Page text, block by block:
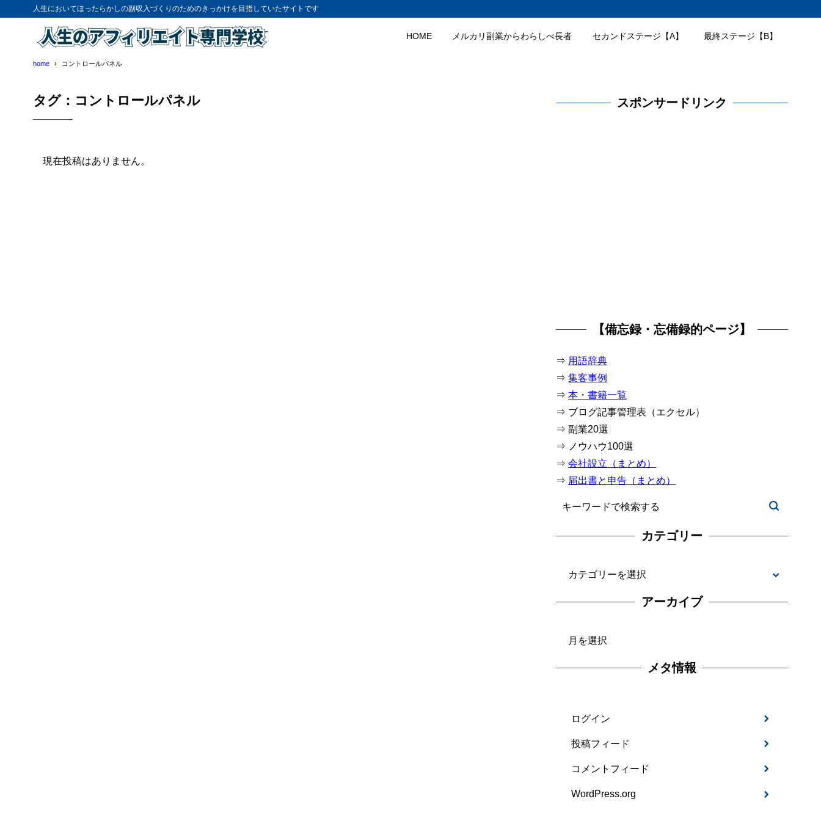
人生においてほったらかしの副収入づくりのためのきっかけを目指していたサイトです
HOME メルカリ副業からわらしべ長者 セカンドステージ【A】 最終ステージ【B】
home コントロールパネル
タグ：コントロールパネル
現在投稿はありません。
スポンサードリンク
【備忘録・忘備録的ページ】
⇒ 用語辞典
⇒集客事例
⇒本・書籍一覧
⇒ ブログ記事管理表（エクセル）
⇒ 副業20選
⇒ ノウハウ100選
⇒会社設立（まとめ）
⇒ 届出書と申告（まとめ）
カテゴリー
テ
アーカイブ
カ
メタ情報
ログイン
投稿フィード
コメントフィード
WordPress.org